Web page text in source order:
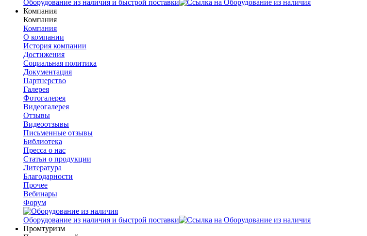
Оборудование из наличия и быстрой поставки
Компания
Компания
Компания
О компании
История компании
Достижения
Социальная политика
Документация
Партнерство
Галерея
Фотогалерея
Видеогалерея
Отзывы
Видеоотзывы
Письменные отзывы
Библиотека
Пресса о нас
Статьи о продукции
Литература
Благодарности
Прочее
Вебинары
Форум
Оборудование из наличия и быстрой поставки
Промтуризм